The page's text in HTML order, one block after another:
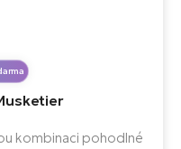
kombinaci pohodlné